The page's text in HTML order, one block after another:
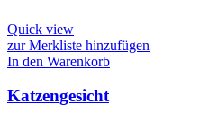
Quick view
zur Merkliste hinzufügen
In den Warenkorb
Katzengesicht